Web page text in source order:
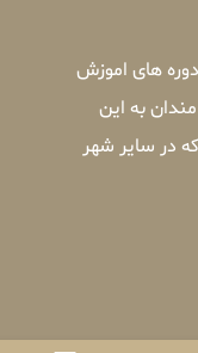
های اموزش
به این
در سایر شهر